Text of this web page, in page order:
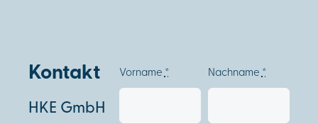
Kontakt
HKE GmbH
Vorname * Nachname *